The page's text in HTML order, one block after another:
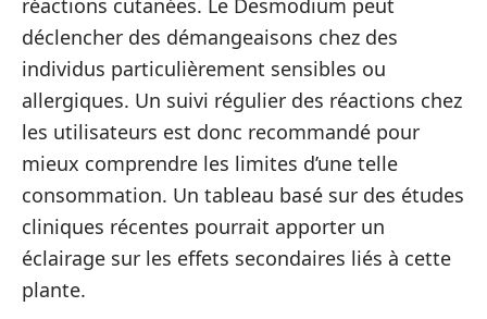
déclencher des démangeaisons chez des
individus particulièrement sensibles ou
allergiques. Un suivi régulier des réactions chez
les utilisateurs est donc recommandé pour
mieux comprendre les limites d’une telle
consommation. Un tableau basé sur des études
cliniques récentes pourrait apporter un
éclairage sur les effets secondaires liés à cette
plante.